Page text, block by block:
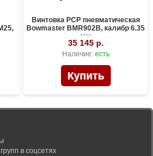
Винтовка PCP пневматическая
Bowmaster BMR902B, калибр 6.35
мм
35 145 р.
Наличие: есть
в соцсетях